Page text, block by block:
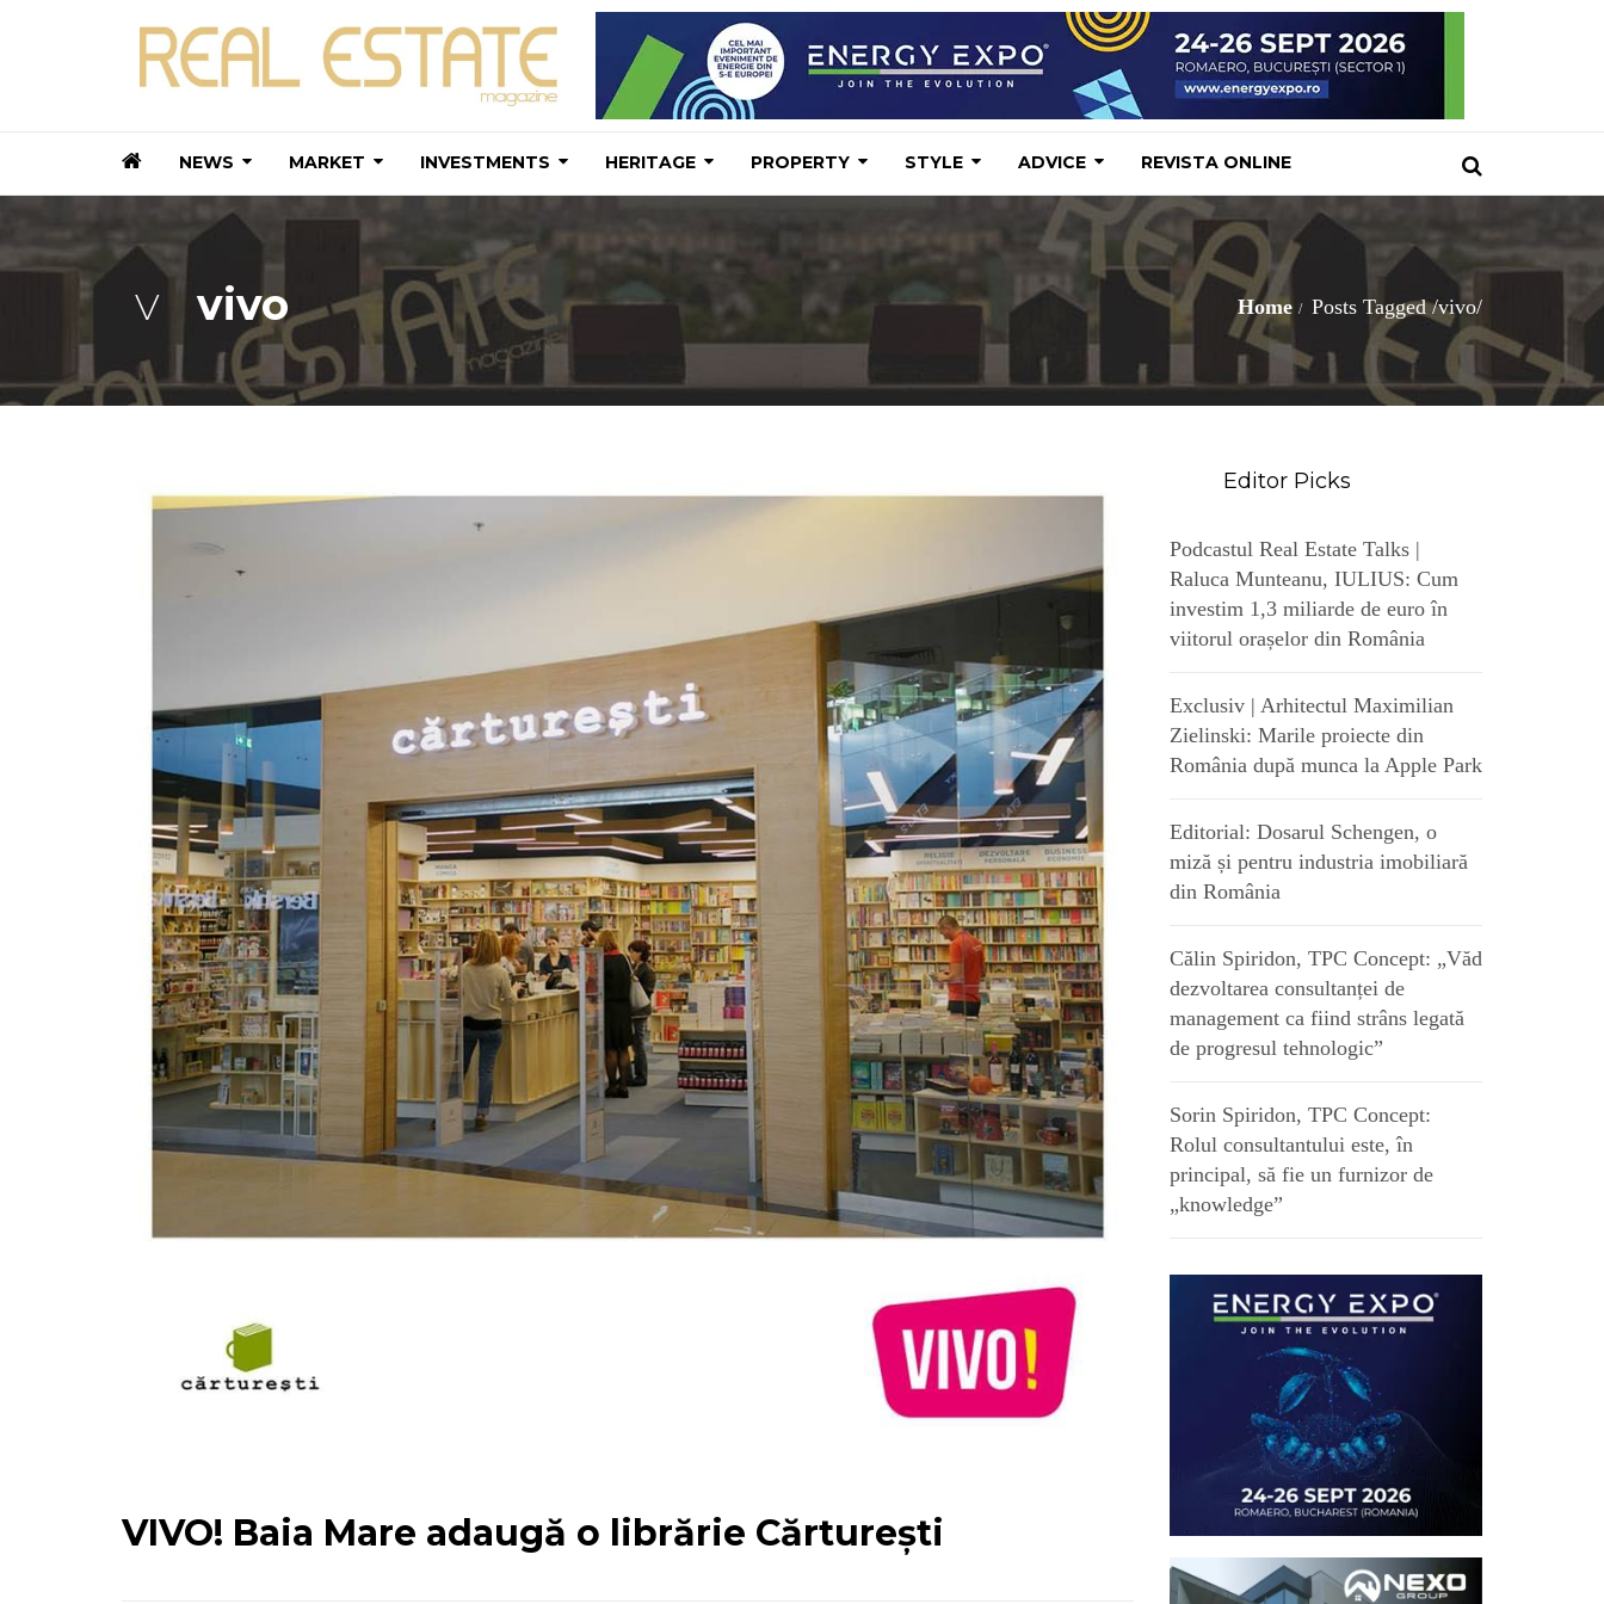
NEWS MARKET INVESTMENTS HERITAGE PROPERTY STYLE ADVICE REVISTA ONLINE
V vivo Home Posts Tagged/vivo/
VIVO! Baia Mare adaugă o librărie Cărturești
Editor Picks
Podcastul Real Estate Talks |
Raluca Munteanu, IULIUS: Cum
investim 1,3 miliarde de euro în
viitorul orașelor din România
Exclusiv | Arhitectul Maximilian
Zielinski: Marile proiecte din
România după munca la Apple Park
Editorial: Dosarul Schengen, o
miză și pentru industria imobiliară
din România
Călin Spiridon, TPC Concept: „Văd
dezvoltarea consultanței de
management ca fiind strâns legată
de progresul tehnologic”
Sorin Spiridon, TPC Concept:
Rolul consultantului este, în
principal, să fie un furnizor de
„knowledge”